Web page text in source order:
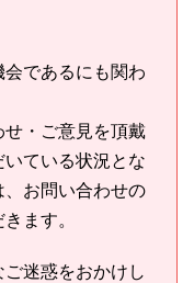
であるにも関わ
・ご意見を頂戴
ている状況とな
、お問い合わせの
ます。
迷惑をおかけし